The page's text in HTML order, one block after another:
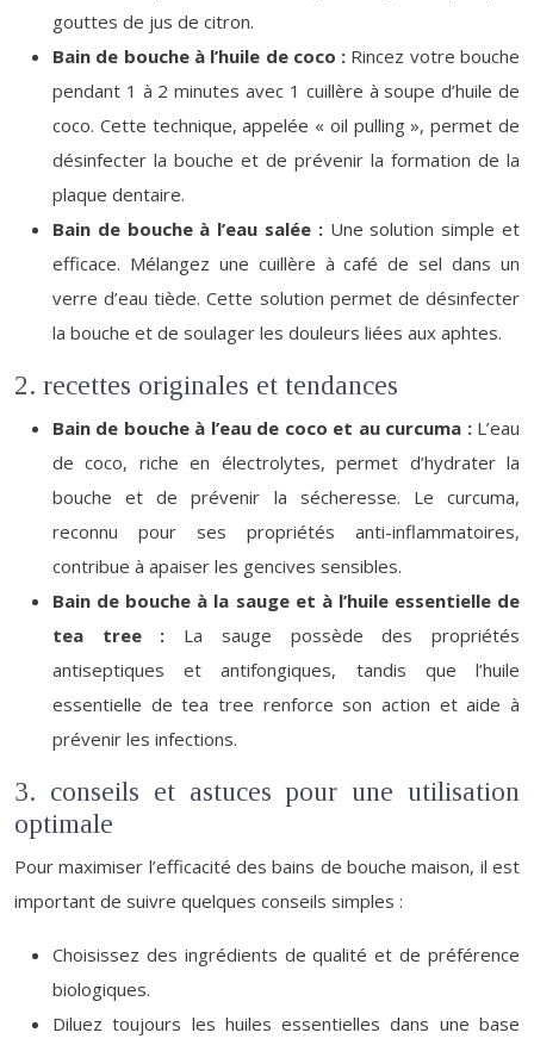
gouttes de jus de citron.
Bain de bouche à l’huile de coco : Rincez votre bouche
pendant 1 à 2 minutes avec 1 cuillère à soupe d’huile de
coco. Cette technique, appelée « oil pulling », permet de
désinfecter la bouche et de prévenir la formation de la
plaque dentaire.
Bain de bouche à l’eau salée : Une solution simple et
efficace. Mélangez une cuillère à café de sel dans un
verre d’eau tiède. Cette solution permet de désinfecter
la bouche et de soulager les douleurs liées aux aphtes.
2. recettes originales et tendances
Bain de bouche à l’eau de coco et au curcuma : L’eau
de coco, riche en électrolytes, permet d’hydrater la
bouche et de prévenir la sécheresse. Le curcuma,
reconnu pour ses propriétés anti-inflammatoires,
contribue à apaiser les gencives sensibles.
Bain de bouche à la sauge et à l’huile essentielle de
tea tree : La sauge possède des propriétés
antiseptiques et antifongiques, tandis que l’huile
essentielle de tea tree renforce son action et aide à
prévenir les infections.
3. conseils et astuces pour une utilisation
optimale
Pour maximiser l’efficacité des bains de bouche maison, il est
important de suivre quelques conseils simples :
Choisissez des ingrédients de qualité et de préférence
biologiques.
Diluez toujours les huiles essentielles dans une base